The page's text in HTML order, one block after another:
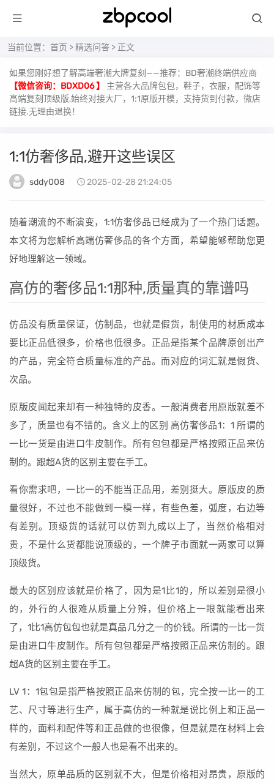
当前位置： 首页 >精选问答 > 正文
如果您刚好想了解高端奢潮大牌复刻——推荐：BD奢潮终端供应商
【微信咨询：BDXD06 】
主营各大品牌包包，鞋子，衣服，配饰等
高端复刻顶级版,始终对接大厂，1:1原版开模，支持货到付款，微店
链接.无理由退换！
1:1仿奢侈品,避开这些误区
sddy008 2025-02-28 21:24:05
随着潮流的不断演变，1:1仿奢侈品已经成为了一个热门话题。
本文将为您解析高端仿奢侈品的各个方面，希望能够帮助您更
好地理解这一领域。
高仿的奢侈品1:1那种,质量真的靠谱吗
仿品没有质量保证，仿制品，也就是假货，制使用的材质成本
要比正品低很多，价格也低很多。正品是指某个品牌原创出产
的产品，完全符合质量标准的产品。而对应的词汇就是假货、
次品。
原版皮闻起来却有一种独特的皮香。一般消费者用原版就差不
多了，质量也有不错的。含义上的区别 高仿奢侈品1：1 所谓的
一比一货是由进口牛皮制作。所有包包都是严格按照正品来仿
制的。跟超A货的区别主要在手工。
看你需求吧，一比一的不能当正品用，差别挺大。原版皮的质
量很好，不过也不能做到一模一样，有些色差，弧度，右边等
有差别。顶级货的话就可以仿到九成以上了，当然价格相对
贵，不是什么货都能说顶级的，一个牌子市面就一两家可以算
顶级货。
最大的区别应该就是价格了，因为是1比1的，所以差别是很小
的，外行的人很难从质量上分辨，但价格上一眼就能看出来
了，1比1高仿包包也就是真品几分之一的价钱。所谓的一比一货
是由进口牛皮制作。所有包包都是严格按照正品来仿制的。跟
超A货的区别主要在手工。
LV 1：1包包是指严格按照正品来仿制的包，完全按一比一的工
艺、尺寸等进行生产，属于高仿的一种就是说比例上和正品一
样的，面料和配件等和正品做的也很像，但是就是在材料上会
有差别，不过这个一般人也是看不出来的。
当然大，原单品质的区别就不大，但是价格相对昂贵，原版的